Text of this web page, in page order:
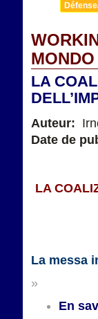
MONDO
LA
Auteur:
Date de
LA
La messa
»
En